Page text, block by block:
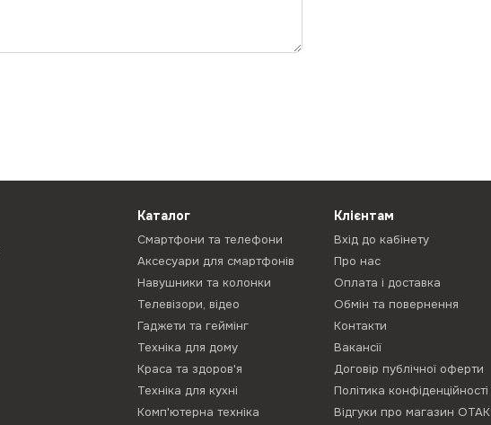
Каталог
Смартфони та телефони
Аксесуари для смартфонів
Навушники та колонки
Телевізори, відео
Гаджети та геймінг
Техніка для дому
Краса та здоров'я
Техніка для кухні
Комп'ютерна техніка
Клієнтам
Вхід до кабінету
Про нас
Оплата і доставка
Обмін та повернення
Контакти
Вакансії
Договір публічної оферти
Політика конфіденційності
Відгуки про магазин ОТАК